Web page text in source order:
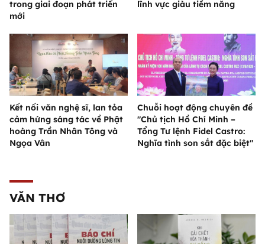
trong giai đoạn phát triển
mới
lĩnh vực giàu tiềm năng
Kết nối văn nghệ sĩ, lan tỏa
cảm hứng sáng tác về Phật
hoàng Trần Nhân Tông và
Ngọa Vân
Chuỗi hoạt động chuyên đề
"Chủ tịch Hồ Chí Minh –
Tổng Tư lệnh Fidel Castro:
Nghĩa tình son sắt đặc biệt"
VĂN THƠ